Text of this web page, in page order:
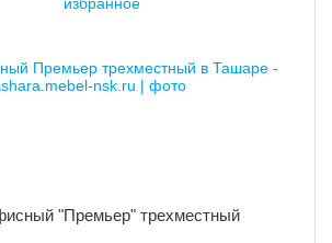
"Премьер" трехместный